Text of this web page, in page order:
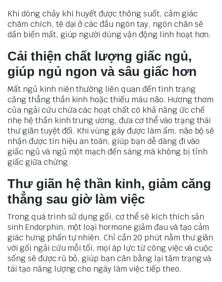
Khi dòng chảy khí huyết được thông suốt, cảm giác
châm chích, tê dại ở các đầu ngón tay, ngón chân sẽ
dần biến mất, giúp người dùng vận động linh hoạt hơn.
Cải thiện chất lượng giấc ngủ,
giúp ngủ ngon và sâu giấc hơn
Mất ngủ kinh niên thường liên quan đến tình trạng
căng thẳng thần kinh hoặc thiếu máu não. Hương thơm
của ngải cứu chứa các hoạt chất có khả năng ức chế
nhẹ hệ thần kinh trung ương, đưa cơ thể vào trạng thái
thư giãn tuyệt đối. Khi vùng gáy được làm ấm, não bộ sẽ
nhận được tín hiệu an toàn, giúp bạn dễ dàng đi vào
giấc ngủ và ngủ một mạch đến sáng mà không bị tỉnh
giấc giữa chừng.
Thư giãn hệ thần kinh, giảm căng
thẳng sau giờ làm việc
Trong quá trình sử dụng gối, cơ thể sẽ kích thích sản
sinh Endorphin, một loại hormone giảm đau và tạo cảm
giác hưng phấn tự nhiên. Chỉ cần 20 phút nằm thư giãn
với gối ngải cứu mỗi tối, mọi áp lực từ công việc và cuộc
sống sẽ được rũ bỏ, giúp bạn cân bằng lại tâm trạng và
tái tạo năng lượng cho ngày làm việc tiếp theo.